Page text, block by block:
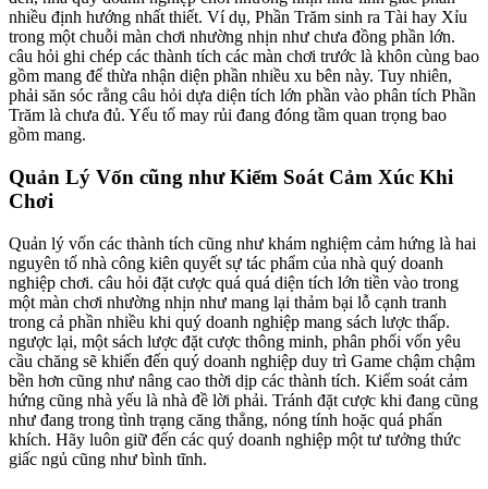
nhiều định hướng nhất thiết. Ví dụ, Phần Trăm sinh ra Tài hay Xỉu
trong một chuỗi màn chơi nhường nhịn như chưa đồng phần lớn.
câu hỏi ghi chép các thành tích các màn chơi trước là khôn cùng bao
gồm mang để thừa nhận diện phần nhiều xu bên này. Tuy nhiên,
phải săn sóc rằng câu hỏi dựa diện tích lớn phần vào phân tích Phần
Trăm là chưa đủ. Yếu tố may rủi đang đóng tầm quan trọng bao
gồm mang.
Quản Lý Vốn cũng như Kiểm Soát Cảm Xúc Khi
Chơi
Quản lý vốn các thành tích cũng như khám nghiệm cảm hứng là hai
nguyên tố nhà công kiên quyết sự tác phẩm của nhà quý doanh
nghiệp chơi. câu hỏi đặt cược quá quá diện tích lớn tiền vào trong
một màn chơi nhường nhịn như mang lại thảm bại lỗ cạnh tranh
trong cả phần nhiều khi quý doanh nghiệp mang sách lược thấp.
ngược lại, một sách lược đặt cược thông minh, phân phối vốn yêu
cầu chăng sẽ khiến đến quý doanh nghiệp duy trì Game chậm chậm
bền hơn cũng như nâng cao thời dịp các thành tích. Kiểm soát cảm
hứng cũng nhà yếu là nhà đề lời phải. Tránh đặt cược khi đang cũng
như đang trong tình trạng căng thẳng, nóng tính hoặc quá phấn
khích. Hãy luôn giữ đến các quý doanh nghiệp một tư tưởng thức
giấc ngủ cũng như bình tĩnh.